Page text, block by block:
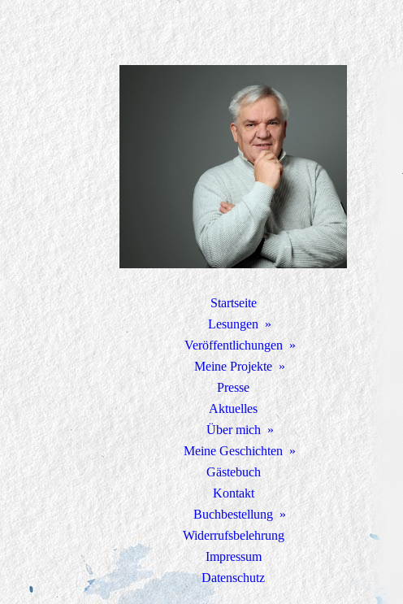
Startseite
Lesungen
Veröffentlichungen
Meine Projekte
Presse
Aktuelles
Über mich
Meine Geschichten
Gästebuch
Kontakt
Buchbestellung
Widerrufsbelehrung
Impressum
Datenschutz